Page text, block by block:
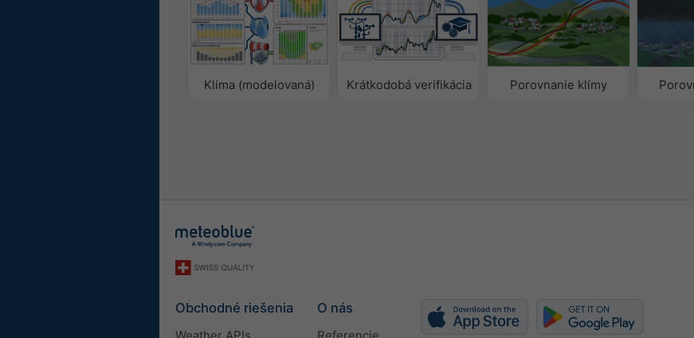
Klíma (modelovaná) Krátkodobá verifikácia Porovnanie klímy
Obchodné riešenia O nás